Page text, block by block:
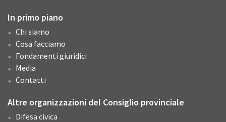
In primo piano
Chi siamo
Cosa facciamo
Fondamenti giuridici
Media
Contatti
Altre organizzazioni del Consiglio provinciale
Difesa civica